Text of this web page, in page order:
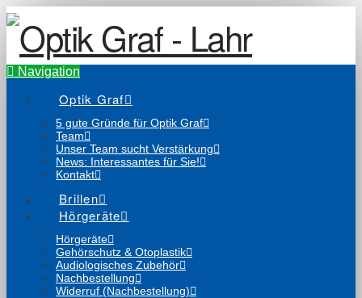
Navigation
Optik Graf
5 gute Gründe für Optik Graf
Team
Unser Team sucht Verstärkung
News: Interessantes für Sie!
Kontakt
Brillen
Hörgeräte
Hörgeräte
Gehörschutz & Otoplastik
Audiologisches Zubehör
Nachbestellung
Widerruf (Nachbestellung)